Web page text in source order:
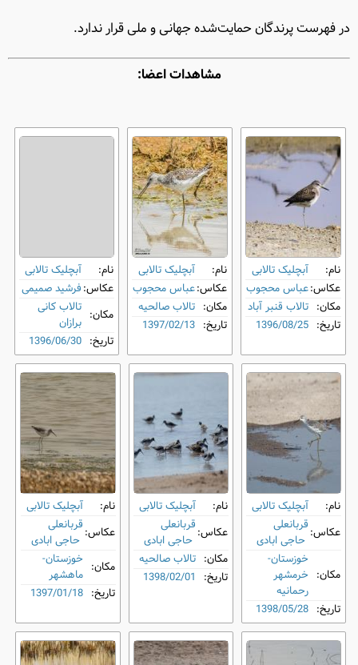
در فهرست پرندگان حمایت‌شده جهانی و ملی قرار ندارد.
مشاهدات اعضا:
نام:
آبچلیک تالابی
عکاس:عباس محجوب
مکان: تالاب قنبر آباد
تاریخ: 1396/08/25
نام:
آبچلیک تالابی
عکاس:عباس محجوب
مکان: تالاب صالحیه
تاریخ: 1397/02/13
نام:
آبچلیک تالابی
عکاس:فرشید صمیمی
مکان: تالاب کانی
برازان
تاریخ: 1396/06/30
نام:
آبچلیک تالابی
عکاس:قربانعلی
حاجی ابادی
مکان:
خوزستان-
خرمشهر
رحمانیه
تاریخ: 1398/05/28
نام:
آبچلیک تالابی
عکاس:قربانعلی
حاجی ابادی
مکان: تالاب صالحیه
تاریخ: 1398/02/01
نام:
آبچلیک تالابی
عکاس:قربانعلی
حاجی ابادی
مکان: خوزستان-
ماهشهر
تاریخ: 1397/01/18